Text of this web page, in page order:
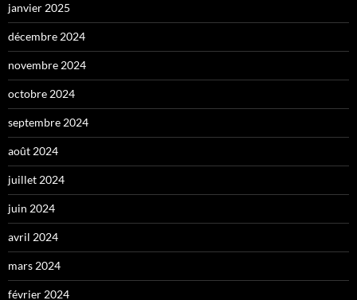
janvier 2025
décembre 2024
novembre 2024
octobre 2024
septembre 2024
août 2024
juillet 2024
juin 2024
avril 2024
mars 2024
février 2024